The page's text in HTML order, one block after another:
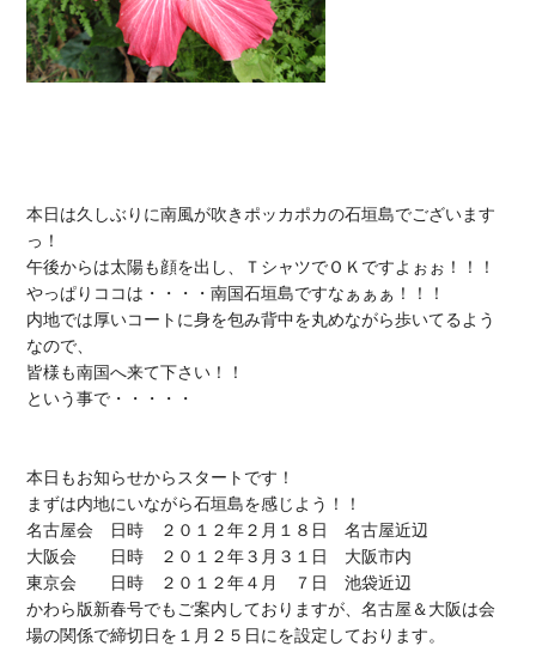
本日は久しぶりに南風が吹きポッカポカの石垣島でございます
っ！
午後からは太陽も顔を出し、ＴシャツでＯＫですよぉぉ！！！
やっぱりココは・・・・南国石垣島ですなぁぁぁ！！！
内地では厚いコートに身を包み背中を丸めながら歩いてるよう
なので、
皆様も南国へ来て下さい！！
という事で・・・・・
本日もお知らせからスタートです！
まずは内地にいながら石垣島を感じよう！！
名古屋会　日時　２０１２年２月１８日　名古屋近辺
大阪会　　日時　２０１２年３月３１日　大阪市内
東京会　　日時　２０１２年４月　７日　池袋近辺
かわら版新春号でもご案内しておりますが、名古屋＆大阪は会
場の関係で締切日を１月２５日にを設定しております。